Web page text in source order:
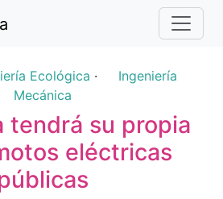
Ecológica ·
Ingeniería
Mecánica
tendrá su propia
eléctricas